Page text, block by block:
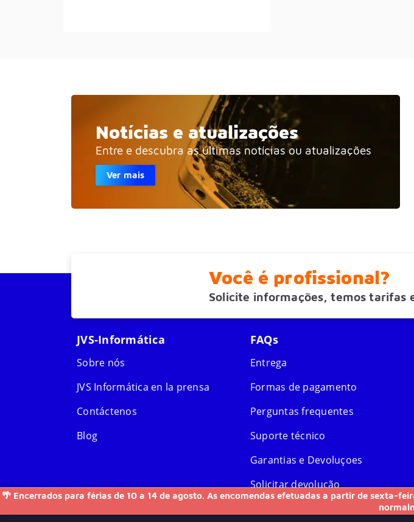
🌴 Encerrados para férias de 10 a 14 de agosto. As encomendas efetuadas a partir de sexta-
Notícias e atualizações
Entre e descubra as últimas notícias ou atualizações
Ver mais
Você é profissional?
Solicite informações, temos tarifas
JVS-Informática
Sobre nós
JVS Informática en la prensa
Contáctenos
Blog
FAQs
Entrega
Formas de pagamento
Perguntas frequentes
Suporte técnico
Garantias e Devoluçoes
Solicitar devolução